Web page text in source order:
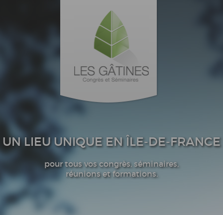
UN LIEU UNIQUE EN ÎLE-DE-FRANCE
pour tous vos congrès, séminaires,
réunions et formations.